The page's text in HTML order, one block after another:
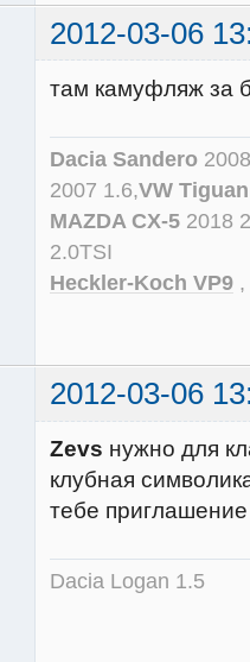
2012-03-06
там камуфляж за
Dacia Sandero
2007 1.6,VW
MAZDA CX-5 2018
2.0TSI
Heckler-Koch VP9 ,
2012-03-06
Zevs нужно для
клубная
тебе приглашение
Dacia Logan 1.5